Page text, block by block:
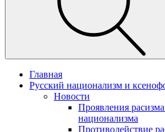
Главная
Русский национализм и
Новости
Проявления
национализма
Противодействие